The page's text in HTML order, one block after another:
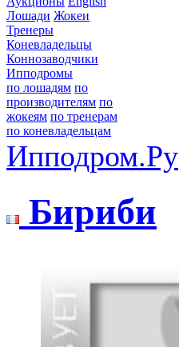
Лошади Жокеи
Тренеры
Коневладельцы
Коннозаводчики
Ипподромы
по лошадям по
производителям по
жокеям по тренерам
по коневладельцам
Ипподром.Ру
Бириби